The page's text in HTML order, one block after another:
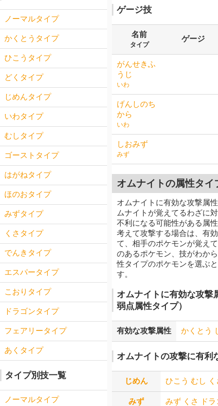
ゲージ技
名前
タイプ
ゲージ
がんせきふ
うじ
いわ
げんしのち
から
いわ
しおみず
みず
オムナイトの属性タイ
オムナイトに有効な攻撃属
ムナイトが覚えてるわざに
不利になる可能性がある属
考えて攻撃する場合は、有
て、相手のポケモンが覚え
のあるポケモン、技がわか
性タイプのポケモンを選ぶ
す。
オムナイトに有効な攻撃
弱点属性タイプ）
有効な攻撃属性 かくとう
オムナイトの攻撃に有利
じめん ひこう むし
みず みず くさ ド
ノーマルタイプ
かくとうタイプ
ひこうタイプ
どくタイプ
じめんタイプ
いわタイプ
むしタイプ
ゴーストタイプ
はがねタイプ
ほのおタイプ
みずタイプ
くさタイプ
でんきタイプ
エスパータイプ
こおりタイプ
ドラゴンタイプ
フェアリータイプ
あくタイプ
タイプ別技一覧
ノーマルタイプ